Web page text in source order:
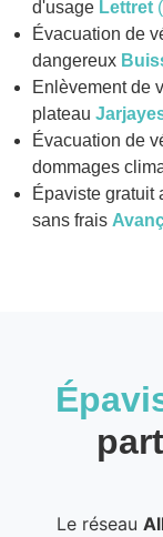
d'usage Lettret
Évacuation de
dangereux
Enlèvement de
plateau
Évacuation de
dommages
Épaviste gratuit
sans frais
Le réseau